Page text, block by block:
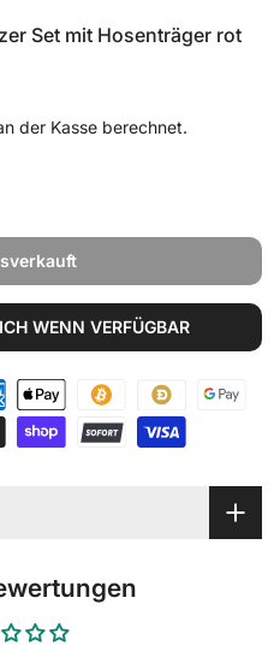
Set mit Hosenträger rot
der Kasse berechnet.
WENN VERFÜGBAR